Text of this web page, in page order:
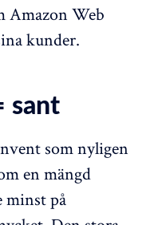
Amazon Web
kunder.
sant
som nyligen
en mängd
minst på